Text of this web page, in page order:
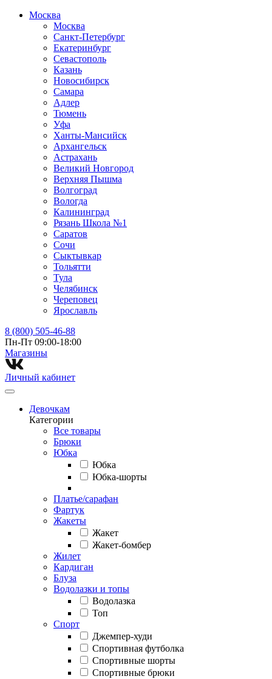
Москва
Москва
Санкт-Петербург
Екатеринбург
Севастополь
Казань
Новосибирск
Самара
Адлер
Тюмень
Уфа
Ханты-Мансийск
Архангельск
Астрахань
Великий Новгород
Верхняя Пышма
Волгоград
Вологда
Калининград
Рязань Школа №1
Саратов
Сочи
Сыктывкар
Тольятти
Тула
Челябинск
Череповец
Ярославль
8 (800) 505-46-88
Пн-Пт 09:00-18:00
Магазины⁠
Личный кабинет
Девочкам
Категории
Все товары
Брюки
Юбка
Юбка
Юбка-шорты
Платье/сарафан
Фартук
Жакеты
Жакет
Жакет-бомбер
Жилет
Кардиган
Блуза
Водолазки и топы
Водолазка
Топ
Спорт
Джемпер-худи
Спортивная футболка
Спортивные шорты
Спортивные брюки